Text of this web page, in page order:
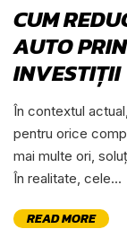
CUM
AUTO
INVESTIȚII
În contextul
pentru orice
mai multe ori,
În realitate, cele...
READ MORE